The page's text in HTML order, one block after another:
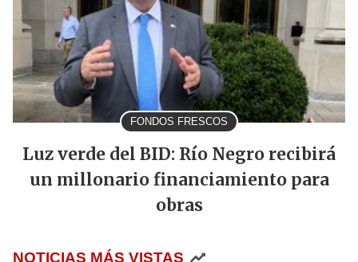
FONDOS FRESCOS
Luz verde del BID: Río Negro recibirá
un millonario financiamiento para
obras
NOTICIAS MÁS VISTAS